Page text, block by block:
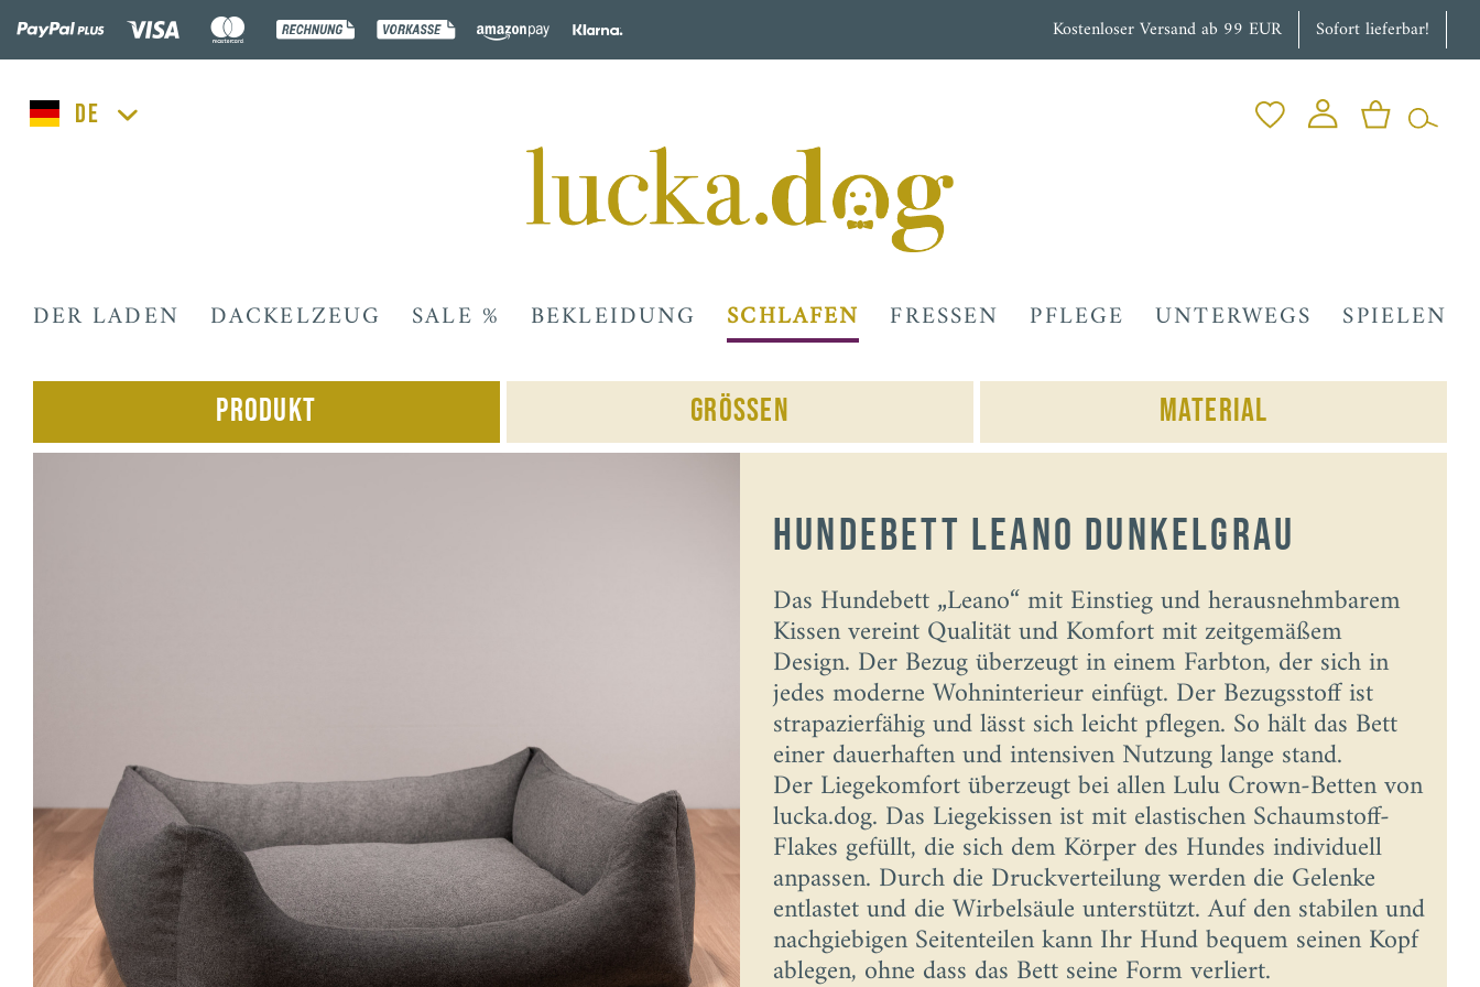
Kostenloser Versand ab 99 EUR Sofort lieferbar!
lucka.dog
DER LADEN DACKELZEUG SALE % BEKLEIDUNG SCHLAFEN FRESSEN PFLEGE UNTERWEGS SPIELEN
Produkt Grössen Material
Hundebett Leano dunkelgrau
Das Hundebett „Leano“ mit Einstieg und herausnehmbarem
Kissen vereint Qualität und Komfort mit zeitgemäßem
Design. Der Bezug überzeugt in einem Farbton, der sich in
jedes moderne Wohninterieur einfügt. Der Bezugsstoff ist
strapazierfähig und lässt sich leicht pflegen. So hält das Bett
einer dauerhaften und intensiven Nutzung lange stand.
Der Liegekomfort überzeugt bei allen Lulu Crown-Betten von
lucka.dog. Das Liegekissen ist mit elastischen Schaumstoff-
Flakes gefüllt, die sich dem Körper des Hundes individuell
anpassen. Durch die Druckverteilung werden die Gelenke
entlastet und die Wirbelsäule unterstützt. Auf den stabilen und
nachgiebigen Seitenteilen kann Ihr Hund bequem seinen Kopf
ablegen, ohne dass das Bett seine Form verliert.